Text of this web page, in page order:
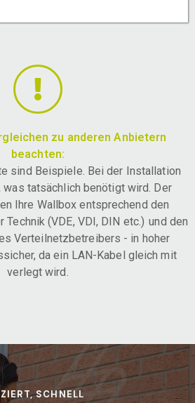
zu anderen Anbietern
beachten:
sind Beispiele. Bei der Installation
was tatsächlich benötigt wird. Der
Ihre Wallbox entsprechend den
Technik (VDE, VDI, DIN etc.) und den
Verteilnetzbetreibers - in hoher
da ein LAN-Kabel gleich mit
verlegt wird.
SCHNELL